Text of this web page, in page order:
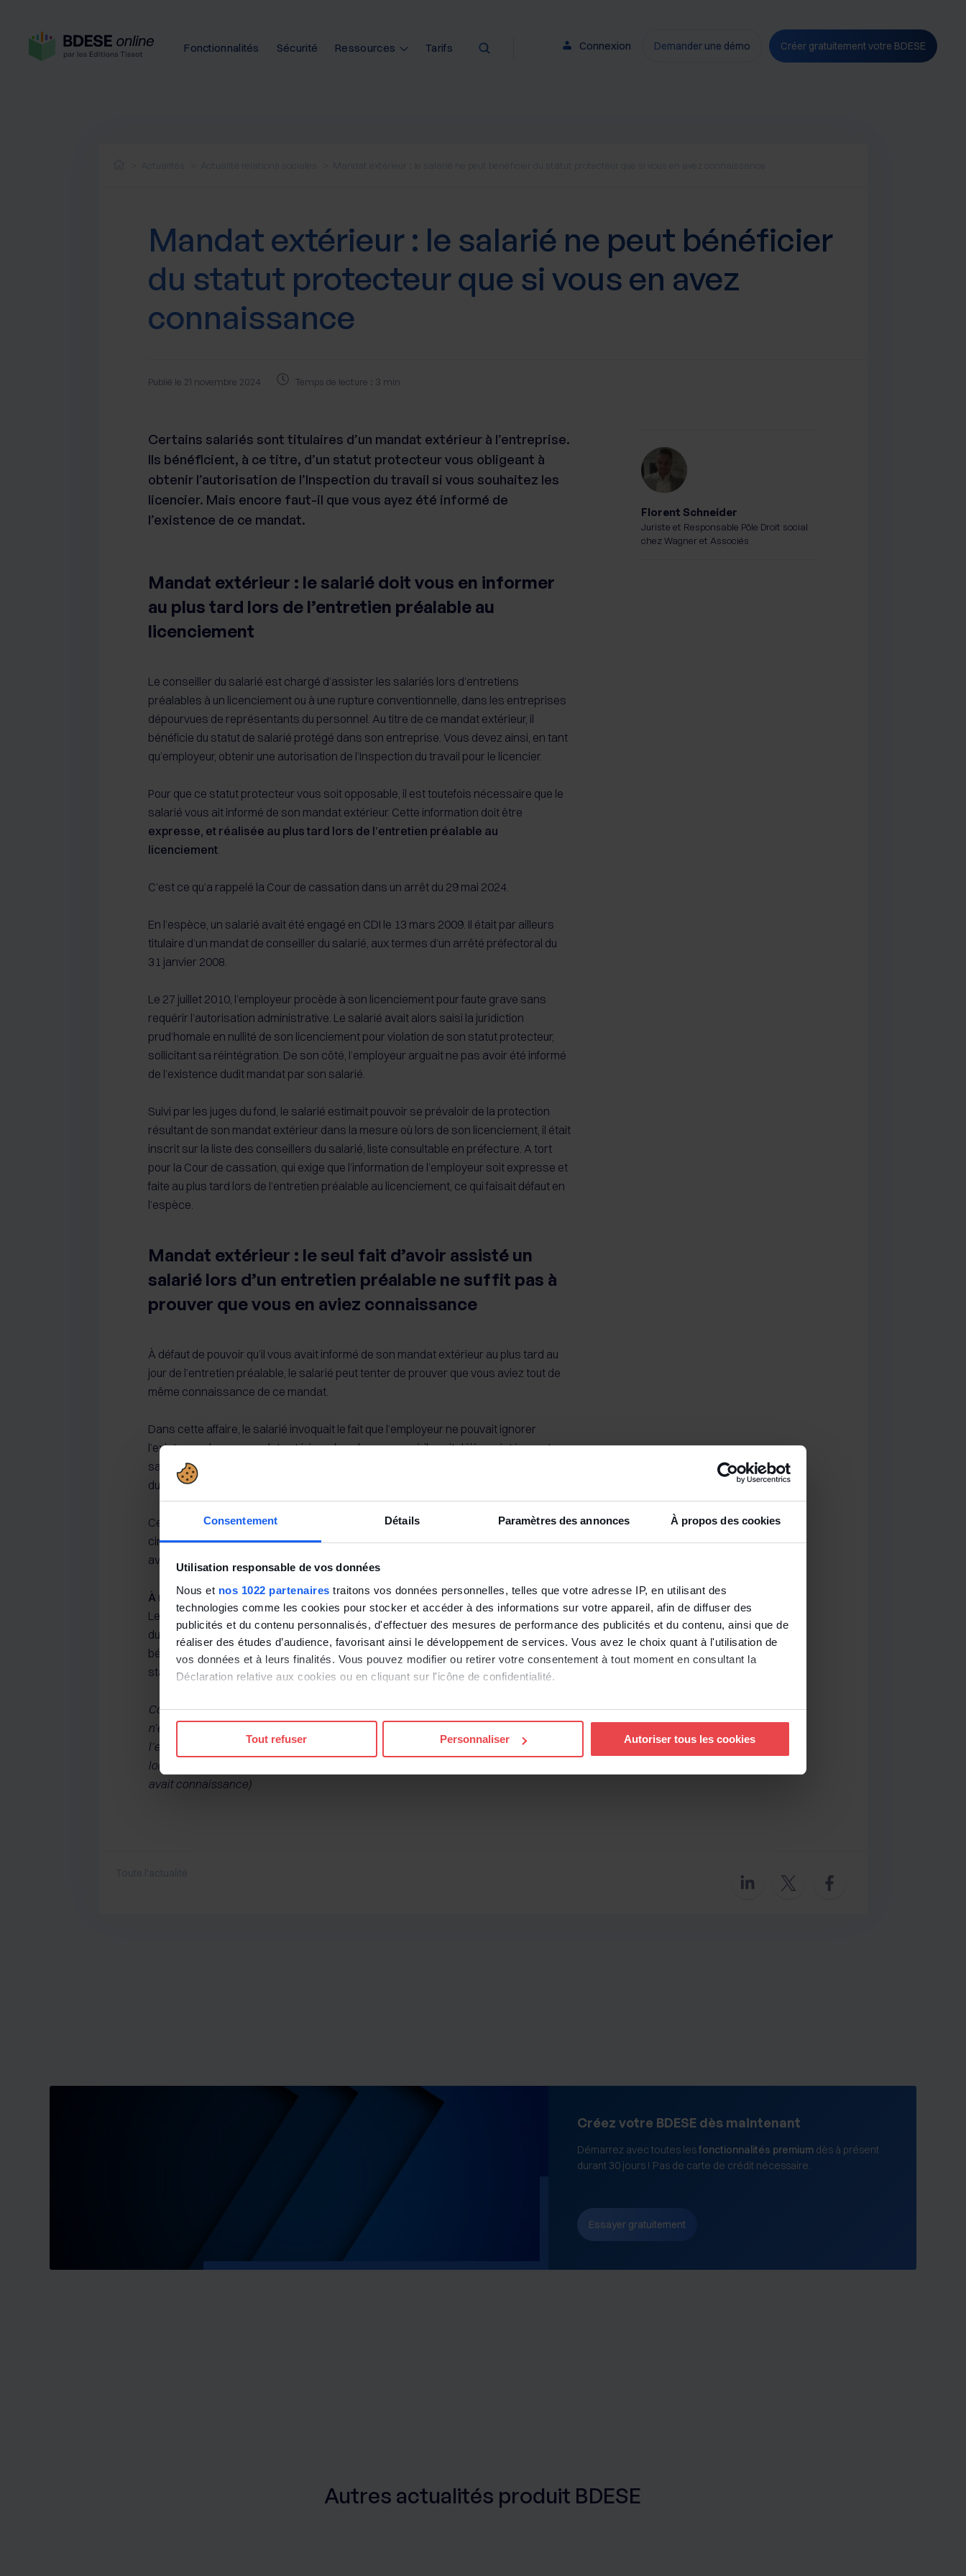
Consentement Détails Paramètres des annonces À propos des cookies
Utilisation responsable de vos données
Nous et nos 1022 partenaires traitons vos données personnelles, telles que votre adresse IP, en utilisant des
technologies comme les cookies pour stocker et accéder à des informations sur votre appareil, afin de diffuser des
publicités et du contenu personnalisés, d'effectuer des mesures de performance des publicités et du contenu, ainsi que de
réaliser des études d’audience, favorisant ainsi le développement de services. Vous avez le choix quant à l'utilisation de
vos données et à leurs finalités. Vous pouvez modifier ou retirer votre consentement à tout moment en consultant la
Déclaration relative aux cookies ou en cliquant sur l'icône de confidentialité.
Si vous le permettez, nous aimerions également :
Identifier votre appareil en l'analysant activement pour en relever les caractéristiques spécifiques (empreintes
Pour en savoir plus sur le traitement de vos données personnelles et définir vos préférences, reportez-vous à la
Tout refuser Personnaliser Autoriser tous les cookies
Fonctionnalités Sécurité Ressources Tarifs Connexion Demander une démo Créer gratuitement votre BDESE
Mandat extérieur : le salarié ne peut bénéficier
du statut protecteur que si vous en avez
connaissance
Publié le 21 novembre 2024 Temps de lecture : 3 min
Certains salariés sont titulaires d’un mandat extérieur à l’entreprise.
Ils bénéficient, à ce titre, d’un statut protecteur vous obligeant à
obtenir l’autorisation de l’Inspection du travail si vous souhaitez les
licencier. Mais encore faut-il que vous ayez été informé de
l’existence de ce mandat.
Mandat extérieur : le salarié doit vous en informer
au plus tard lors de l’entretien préalable au
licenciement
Le conseiller du salarié est chargé d’assister les salariés lors d’entretiens
préalables à un licenciement ou à une rupture conventionnelle, dans les entreprises
dépourvues de représentants du personnel. Au titre de ce mandat extérieur, il
bénéficie du statut de salarié protégé dans son entreprise. Vous devez ainsi, en tant
qu’employeur, obtenir une autorisation de l’Inspection du travail pour le licencier.
Pour que ce statut protecteur vous soit opposable, il est toutefois nécessaire que le
salarié vous ait informé de son mandat extérieur. Cette information doit être
expresse, et réalisée au plus tard lors de l’entretien préalable au
licenciement.
C’est ce qu’a rappelé la Cour de cassation dans un arrêt du 29 mai 2024.
En l’espèce, un salarié avait été engagé en CDI le 13 mars 2009. Il était par ailleurs
titulaire d’un mandat de conseiller du salarié, aux termes d’un arrêté préfectoral du
31 janvier 2008.
Le 27 juillet 2010, l’employeur procède à son licenciement pour faute grave sans
requérir l’autorisation administrative. Le salarié avait alors saisi la juridiction
prud’homale en nullité de son licenciement pour violation de son statut protecteur,
sollicitant sa réintégration. De son côté, l’employeur arguait ne pas avoir été informé
de l’existence dudit mandat par son salarié.
Suivi par les juges du fond, le salarié estimait pouvoir se prévaloir de la protection
résultant de son mandat extérieur dans la mesure où lors de son licenciement, il était
inscrit sur la liste des conseillers du salarié, liste consultable en préfecture. A tort
pour la Cour de cassation, qui exige que l’information de l’employeur soit expresse et
faite au plus tard lors de l’entretien préalable au licenciement, ce qui faisait défaut en
l’espèce.
Mandat extérieur : le seul fait d’avoir assisté un
salarié lors d’un entretien préalable ne suffit pas à
prouver que vous en aviez connaissance
À défaut de pouvoir qu’il vous avait informé de son mandat extérieur au plus tard au
jour de l’entretien préalable, le salarié peut tenter de prouver que vous aviez tout de
même connaissance de ce mandat.
Dans cette affaire, le salarié invoquait le fait que l’employeur ne pouvait ignorer
l’existence de son mandat extérieur dans la mesure où il avait déjà assisté un autre
salarié de la société lors de son entretien préalable et ceci en qualité de conseiller
du salarié.
Cet argument n’a pas été retenu par la Cour de cassation, qui considère que cette
circonstance de fait ne suffisait pas à elle seule à faire constater que l’employeur
avait connaissance du mandat extérieur du salarié.
À noter
Le fait, pour le salarié, de ne pas vous révéler spontanément sa qualité de conseiller
du salarié, et de vous en aviser seulement au moment où il estime nécessaire de
bénéficier de la protection qui y est attachée, est constitutif d’une fraude le privant du
statut protecteur y afférent (Cass. soc., 12 juillet 2017, n° 15-27.286).
Cour de cassation, chambre sociale, 29 mai 2024, n° 23-10.753 (le salarié protégé
n’est pas en droit de se prévaloir de la protection résultant d’un mandat extérieur à
l’entreprise lorsqu’il est établi qu’il n’en a pas informé son employeur au plus tard
lors de l’entretien préalable au licenciement, sauf à prouver que l’employeur en
avait connaissance)
Florent Schneider
Juriste et Responsable Pôle Droit social
chez Wagner et Associés
Créez votre BDESE dès maintenant
Démarrez avec toutes lesfonctionnalités premium dès à présent
durant 30 jours ! Pas de carte de crédit nécessaire.
Essayer gratuitement
Autres actualités produit BDESE